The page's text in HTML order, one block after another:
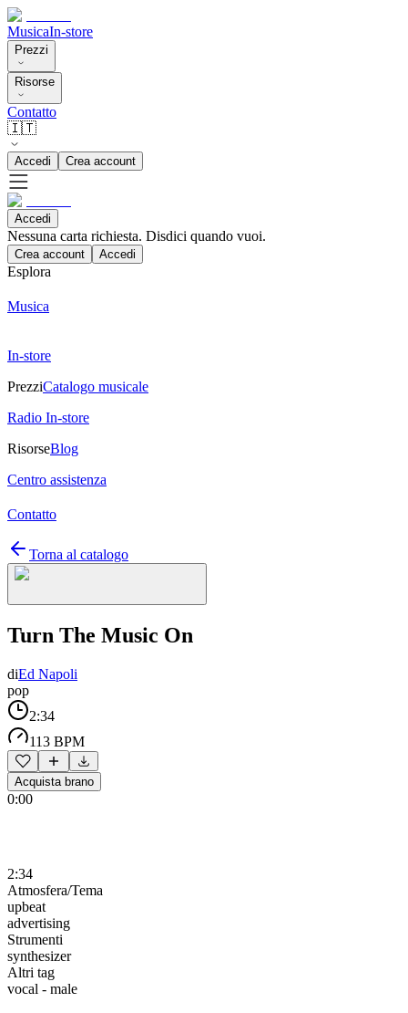
MusicaIn-store
Prezzi
Risorse
Contatto
🇮🇹
Accedi Crea account
Accedi
Nessuna carta richiesta. Disdici quando vuoi.
Crea account Accedi
Esplora
Musica
In-store
PrezziCatalogo musicale
Radio In-store
RisorseBlog
Centro assistenza
Contatto
Torna al catalogo
Turn The Music On
diEd Napoli
pop
2:34
113 BPM
Acquista brano
0:00
2:34
Atmosfera/Tema
upbeat
advertising
Strumenti
synthesizer
Altri tag
vocal - male